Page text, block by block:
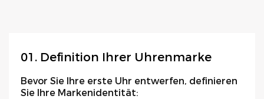
01. Definition Ihrer Uhrenmarke
Bevor Sie Ihre erste Uhr entwerfen, definieren
Sie Ihre Markenidentität: